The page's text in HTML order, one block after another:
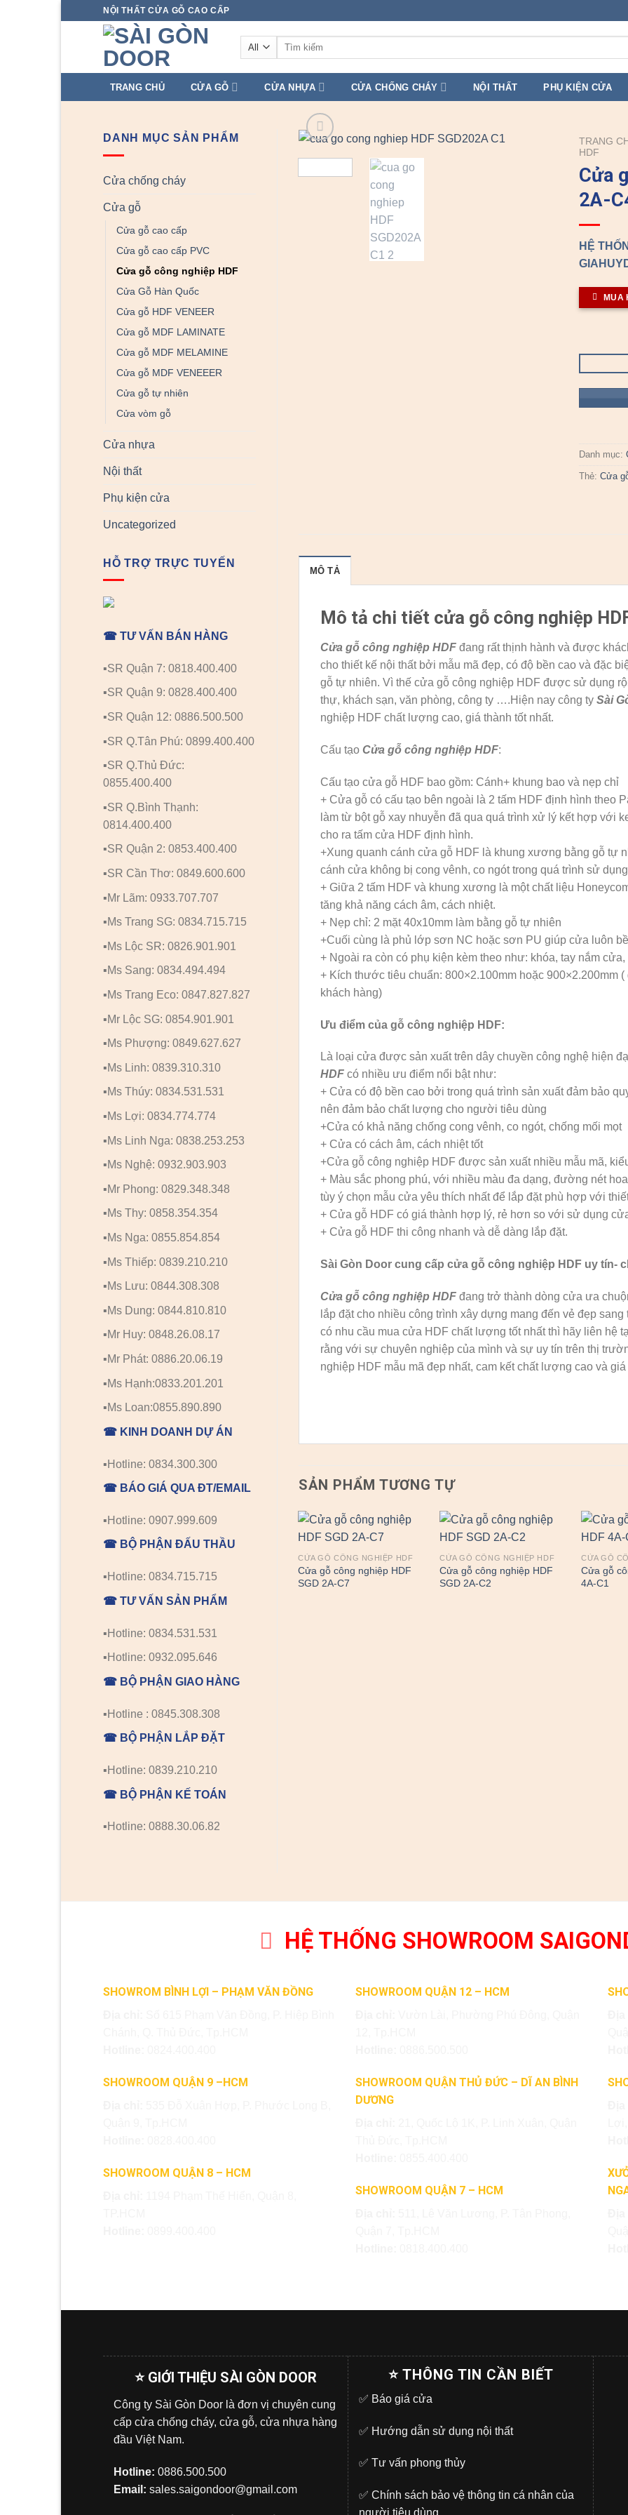
NỘI THẤT CỬA GỖ CAO CẤP
Tìm
TRANG CHỦ CỬA GỖ CỬA NHỰA CỬA CHỐNG CHÁY NỘI THẤT PHỤ KIỆN CỬA
DANH MỤC SẢN PHẨM
Cửa chống cháy
Cửa gỗ
Cửa gỗ cao cấp
Cửa gỗ cao cấp PVC
Cửa gỗ công nghiệp HDF
Cửa Gỗ Hàn Quốc
Cửa gỗ HDF VENEER
Cửa gỗ MDF LAMINATE
Cửa gỗ MDF MELAMINE
Cửa gỗ MDF VENEEER
Cửa gỗ tự nhiên
Cửa vòm gỗ
Cửa nhựa
Nội thất
Phụ kiện cửa
Uncategorized
HỖ TRỢ TRỰC TUYẾN
☎ TƯ VẤN BÁN HÀNG
▪️SR Quận 7: 0818.400.400
▪️SR Quận 9: 0828.400.400
▪️SR Quận 12: 0886.500.500
▪️SR Q.Tân Phú: 0899.400.400
▪️SR Q.Thủ Đức:
0855.400.400
▪️SR Q.Bình Thạnh:
0814.400.400
▪️SR Quận 2: 0853.400.400
▪️SR Cần Thơ: 0849.600.600
▪️Mr Lãm: 0933.707.707
▪️Ms Trang SG: 0834.715.715
▪️Ms Lộc SR: 0826.901.901
▪️Ms Sang: 0834.494.494
▪️Ms Trang Eco: 0847.827.827
▪️Mr Lộc SG: 0854.901.901
▪️Ms Phượng: 0849.627.627
▪️Ms Linh: 0839.310.310
▪️Ms Thúy: 0834.531.531
▪️Ms Lợi: 0834.774.774
▪️Ms Linh Nga: 0838.253.253
▪️Ms Nghệ: 0932.903.903
▪️Mr Phong: 0829.348.348
▪️Ms Thy: 0858.354.354
▪️Ms Nga: 0855.854.854
▪️Ms Thiếp: 0839.210.210
▪️Ms Lưu: 0844.308.308
▪️Ms Dung: 0844.810.810
▪️Mr Huy: 0848.26.08.17
▪️Mr Phát: 0886.20.06.19
▪️Ms Hạnh:0833.201.201
▪️Ms Loan:0855.890.890
☎ KINH DOANH DỰ ÁN
▪️Hotline: 0834.300.300
☎ BÁO GIÁ QUA ĐT/EMAIL
▪️Hotline: 0907.999.609
☎ BỘ PHẬN ĐẤU THẦU
▪️Hotline: 0834.715.715
☎ TƯ VẤN SẢN PHẨM
▪️Hotline: 0834.531.531
▪️Hotline: 0932.095.646
☎ BỘ PHẬN GIAO HÀNG
▪️Hotline : 0845.308.308
☎ BỘ PHẬN LẮP ĐẶT
▪️Hotline: 0839.210.210
☎ BỘ PHẬN KẾ TOÁN
▪️Hotline: 0888.30.06.82
TRANG
HDF
Cửa
2A-
HỆ
MUA
Danh mục:
Thẻ:Cửa
MÔ TẢ
Mô tả chi tiết cửa gỗ công nghiệp
Cửa gỗ công nghiệp HDFđang rất thịnh hành và được
cho thiết kế nội thất bởi mẫu mã đẹp, có độ bền cao và đặc
gỗ tự nhiên. Vì thế cửa gỗ công nghiệp HDF được sử dụng
thự, khách sạn, văn phòng, công ty ….Hiện nay công ty Sài
nghiệp HDF chất lượng cao, giá thành tốt nhất.
Cấu tạo Cửa gỗ công nghiệp HDF:
Cấu tạo cửa gỗ HDF bao gồm: Cánh+ khung bao và nẹp chỉ
+ Cửa gỗ có cấu tạo bên ngoài là 2 tấm HDF định hình theo
làm từ bột gỗ xay nhuyễn đã qua quá trình xử lý kết hợp với
cho ra tấm cửa HDF định hình.
+Xung quanh cánh cửa gỗ HDF là khung xương bằng gỗ tự
cánh cửa không bị cong vênh, co ngót trong quá trình sử
+ Giữa 2 tấm HDF và khung xương là một chất liệu
tăng khả năng cách âm, cách nhiệt.
+ Nẹp chỉ: 2 mặt 40x10mm làm bằng gỗ tự nhiên
+Cuối cùng là phủ lớp sơn NC hoặc sơn PU giúp cửa luôn
+ Ngoài ra còn có phụ kiện kèm theo như: khóa, tay nắm
+ Kích thước tiêu chuẩn: 800×2.100mm hoặc 900×2.200mm
khách hàng)
Ưu điểm của gỗ công nghiệp HDF:
Là loại cửa được sản xuất trên dây chuyền công nghệ hiện
HDFcó nhiều ưu điểm nổi bật như:
+ Cửa có độ bền cao bởi trong quá trình sản xuất đảm bảo
nên đảm bảo chất lượng cho người tiêu dùng
+Cửa có khả năng chống cong vênh, co ngót, chống mối mọt
+ Cửa có cách âm, cách nhiệt tốt
+Cửa gỗ công nghiệp HDF được sản xuất nhiều mẫu mã,
+ Màu sắc phong phú, với nhiều màu đa dạng, đường nét
tùy ý chọn mẫu cửa yêu thích nhất để lắp đặt phù hợp với
+ Cửa gỗ HDF có giá thành hợp lý, rẻ hơn so với sử dụng
+ Cửa gỗ HDF thi công nhanh và dễ dàng lắp đặt.
Sài Gòn Door cung cấp cửa gỗ công nghiệp HDF uy tín-
Cửa gỗ công nghiệp HDFđang trở thành dòng cửa ưa
lắp đặt cho nhiều công trình xây dựng mang đến vẻ đẹp
có nhu cầu mua cửa HDF chất lượng tốt nhất thì hãy liên hệ
rằng với sự chuyên nghiệp của mình và sự uy tín trên thị
nghiệp HDF mẫu mã đẹp nhất, cam kết chất lượng cao và
SẢN PHẨM TƯƠNG TỰ
CỬA GỖ CÔNG NGHIỆP HDF
Cửa gỗ công nghiệp HDF
SGD 2A-C7
CỬA GỖ CÔNG NGHIỆP HDF
Cửa gỗ công nghiệp HDF
SGD 2A-C2
CỬA GỖ
Cửa gỗ
4A-C1
HỆ THỐNG SHOWROOM
SHOWROM BÌNH LỢI – PHẠM VĂN ĐỒNG
SHOWROOM QUẬN 9 –HCM
SHOWROOM QUẬN 8 – HCM
SHOWROOM QUẬN 12 – HCM
SHOWROOM QUẬN THỦ ĐỨC – DĨ AN BÌNH
DƯƠNG
SHOWROOM QUẬN 7 – HCM
⭐ GIỚI THIỆU SÀI GÒN DOOR
Công ty Sài Gòn Door là đơn vị chuyên cung
cấp cửa chống cháy, cửa gỗ, cửa nhựa hàng
đầu Việt Nam.
Hotline: 0886.500.500
Email: sales.saigondoor@gmail.com
⭐ THÔNG TIN CẦN BIẾT
✅ Báo giá cửa
✅ Hướng dẫn sử dụng nội thất
✅ Tư vấn phong thủy
✅ Chính sách bảo vệ thông tin cá nhân của